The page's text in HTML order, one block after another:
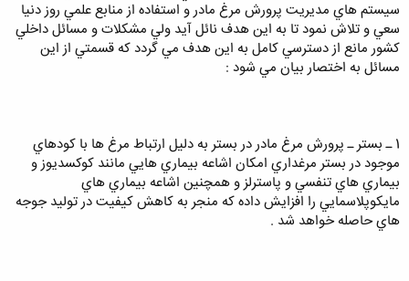
سيستم هاي مديريت پرورش مرغ مادر و استفاده از منابع علمي روز دنيا
سعي و تلاش نمود تا به اين هدف نائل آيد ولي مشكلات و مسائل داخلي
كشور مانع از دسترسي كامل به اين هدف مي گردد كه قسمتي از اين
مسائل به اختصار بيان مي شود :
1 ـ بستر ـ پرورش مرغ مادر در بستر به دليل ارتباط مرغ ها با كودهاي
موجود در بستر مرغداري امكان اشاعه بيماري هايي مانند كوكسديوز و
بيماري هاي تنفسي و پاسترلز و همچنين اشاعه بيماري هاي
مايكوپلاسمايي را افزايش داده كه منجر به كاهش كيفيت در توليد جوجه
هاي حاصله خواهد شد .